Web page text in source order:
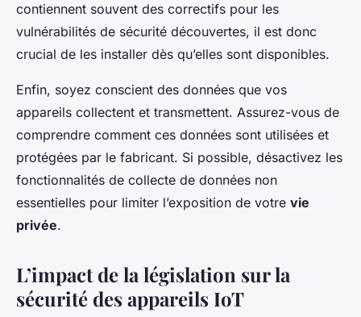
contiennent souvent des correctifs pour les
vulnérabilités de sécurité découvertes, il est donc
crucial de les installer dès qu’elles sont disponibles.
Enfin, soyez conscient des données que vos
appareils collectent et transmettent. Assurez-vous de
comprendre comment ces données sont utilisées et
protégées par le fabricant. Si possible, désactivez les
fonctionnalités de collecte de données non
essentielles pour limiter l’exposition de votre vie
privée.
L’impact de la législation sur la
sécurité des appareils IoT